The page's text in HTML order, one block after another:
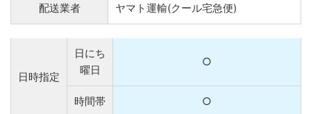
配送業者 ヤマト運輸(クール宅急便)
日時指定
日にち
曜日
○
時間帯 ○